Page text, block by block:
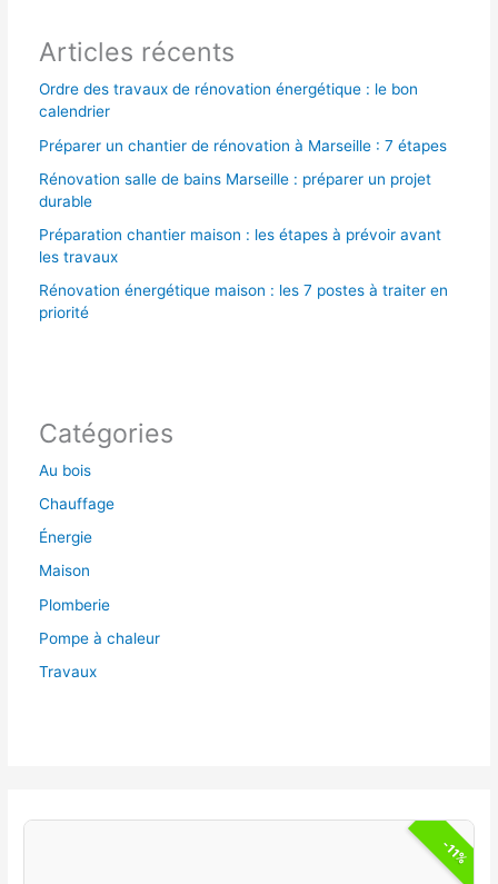
:
Articles récents
Ordre des travaux de rénovation énergétique : le bon
calendrier
Préparer un chantier de rénovation à Marseille : 7 étapes
Rénovation salle de bains Marseille : préparer un projet
durable
Préparation chantier maison : les étapes à prévoir avant
les travaux
Rénovation énergétique maison : les 7 postes à traiter en
priorité
Catégories
Au bois
Chauffage
Énergie
Maison
Plomberie
Pompe à chaleur
Travaux
-11%